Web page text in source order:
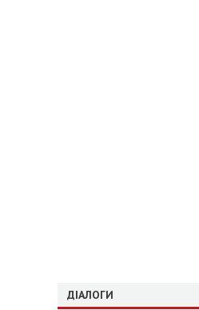
ДІАЛОГИ